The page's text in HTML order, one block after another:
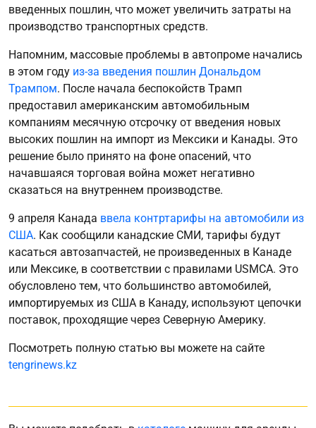
введенных пошлин, что может увеличить затраты на
производство транспортных средств.
Напомним, массовые проблемы в автопроме начались
в этом году из-за введения пошлин Дональдом
Трампом. После начала беспокойств Трамп
предоставил американским автомобильным
компаниям месячную отсрочку от введения новых
высоких пошлин на импорт из Мексики и Канады. Это
решение было принято на фоне опасений, что
начавшаяся торговая война может негативно
сказаться на внутреннем производстве.
9 апреля Канада ввела контртарифы на автомобили из
США. Как сообщили канадские СМИ, тарифы будут
касаться автозапчастей, не произведенных в Канаде
или Мексике, в соответствии с правилами USMCA. Это
обусловлено тем, что большинство автомобилей,
импортируемых из США в Канаду, используют цепочки
поставок, проходящие через Северную Америку.
Посмотреть полную статью вы можете на сайте
tengrinews.kz